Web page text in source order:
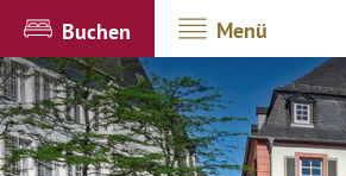
Buchen Menü